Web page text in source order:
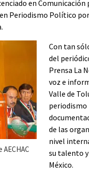
en Comunicación
Periodismo Político
Con tan
del
Prensa La
voz e
Valle de
de las
nivel
su talento
México.